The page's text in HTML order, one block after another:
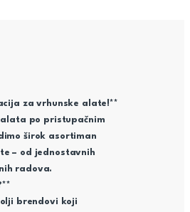
za vrhunske alate!**
po pristupačnim
širok asortiman
– od jednostavnih
radova.
brendovi koji